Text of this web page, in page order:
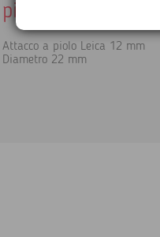
piolo, lunghezza
Attacco a piolo Leica 12 mm
Diametro 22 mm